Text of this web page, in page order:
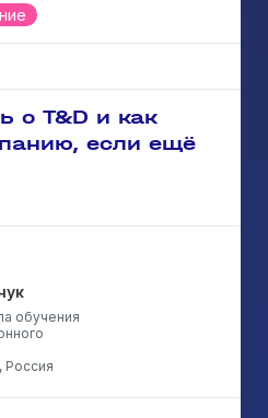
о T&D и как
если ещё
обучения